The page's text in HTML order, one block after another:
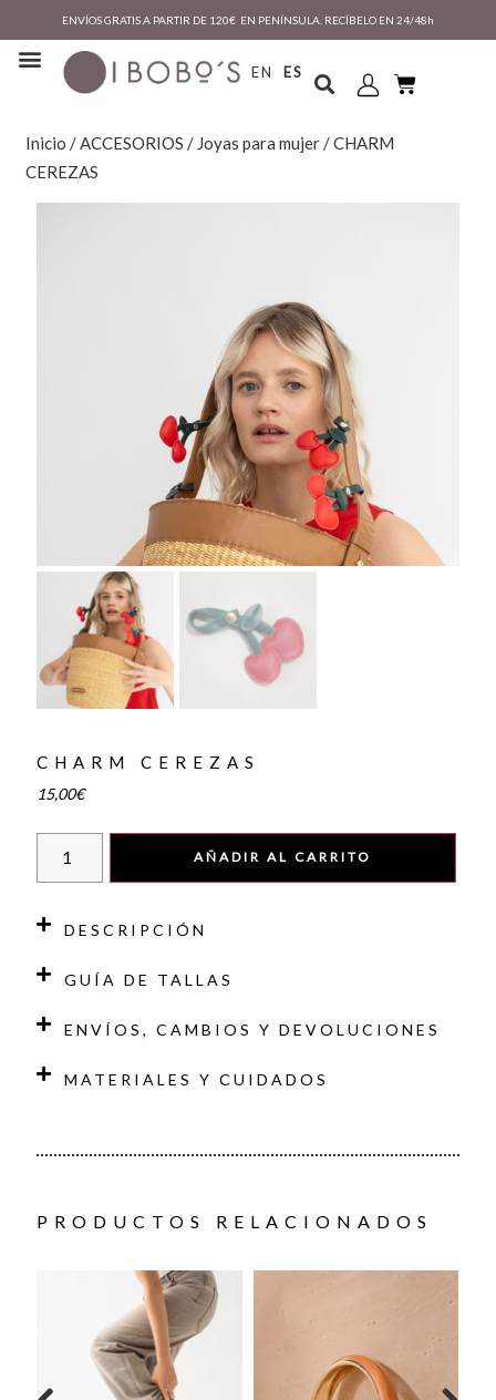
ENVÍOS GRATIS A PARTIR DE 120€ EN PENÍNSULA. RECÍBELO EN 24/48h
EN ES
Inicio /ACCESORIOS / Joyas para mujer/ CHARM
CEREZAS
CHARM CEREZAS
15,00€
AÑADIR AL CARRITO
DESCRIPCIÓN
GUÍA DE TALLAS
ENVÍOS, CAMBIOS Y DEVOLUCIONES
MATERIALES Y CUIDADOS
PRODUCTOS RELACIONADOS